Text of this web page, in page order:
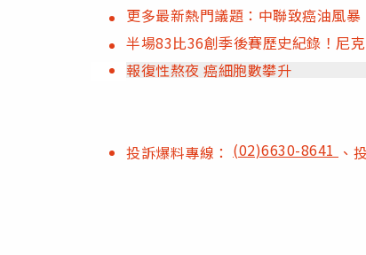
更多最新熱門議題：中聯致癌油風暴
半場83比36創季後賽歷史紀錄！尼
報復性熬夜 癌細胞數攀升
投訴爆料專線： (02)6630-8641 、